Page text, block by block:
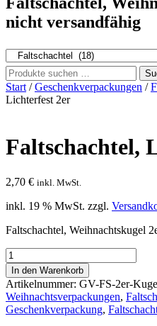
nicht versandfähig
Suchen
nach:
Start /Geschenkverpackungen /
Lichterfest 2er
Faltschachtel,
2,70 € inkl. MwSt.
inkl. 19 % MwSt. zzgl.
Faltschachtel, Weihnachtskugel
Faltschachtel,
Lichterfest
2er
Menge
In den Warenkorb
Artikelnummer: GV-FS-2er-
Weihnachtsverpackungen,
Geschenkverpackung,